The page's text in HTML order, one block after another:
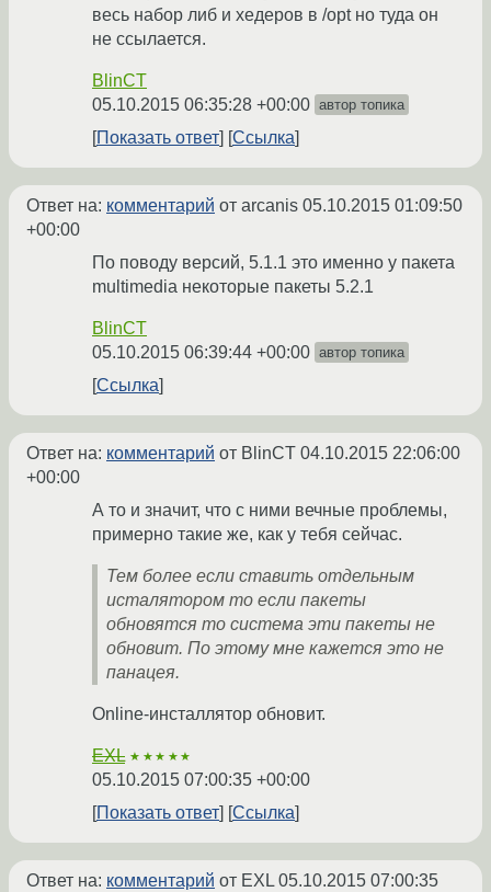
весь набор либ и хедеров в /opt но туда он
не ссылается.
BlinCT
05.10.2015 06:35:28 +00:00 автор топика
Показать ответ Ссылка
Ответ на: комментарий от arcanis 05.10.2015 01:09:50
+00:00
По поводу версий, 5.1.1 это именно у пакета
multimedia некоторые пакеты 5.2.1
BlinCT
05.10.2015 06:39:44 +00:00 автор топика
Ссылка
Ответ на: комментарий от BlinCT 04.10.2015 22:06:00
+00:00
А то и значит, что с ними вечные проблемы,
примерно такие же, как у тебя сейчас.
Тем более если ставить отдельным
исталятором то если пакеты
обновятся то система эти пакеты не
обновит. По этому мне кажется это не
панацея.
Online-инсталлятор обновит.
EXL ★★★★★
05.10.2015 07:00:35 +00:00
Показать ответ
Ссылка
Ответ на: комментарий от EXL05.10.2015 07:00:35